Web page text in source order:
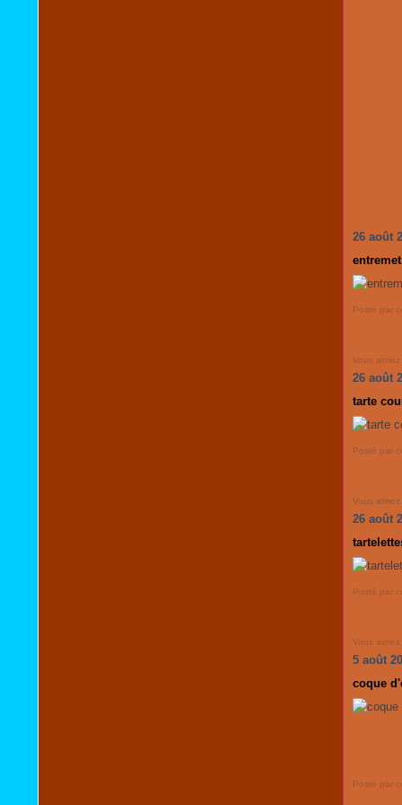
26 août
Posté par
Vous aimez
26 août
tarte
Posté par
Vous aimez
26 août
Posté par
Vous aimez
5 août
coque
Posté par